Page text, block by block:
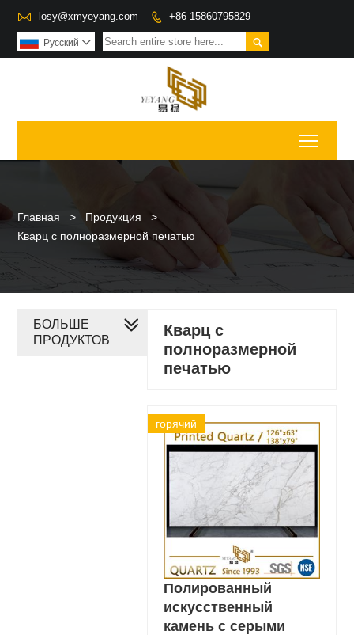
 losy@xmyeyang.com  +86-15860795829

Pусский 
Главная > Продукция
>
Кварц с полноразмерной печатью
Кварц с
полноразмерной
печатью
горячий
Полированный
искусственный
камень с серыми
БОЛЬШЕ
ПРОДУКТОВ